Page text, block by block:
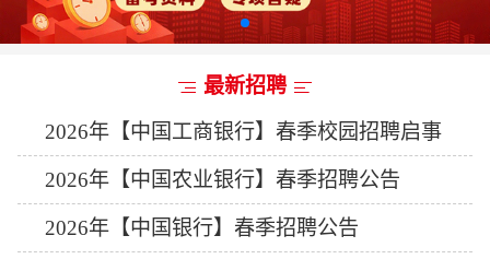
最新招聘
2026年【中国工商银行】春季校园招聘启事
2026年【中国农业银行】春季招聘公告
2026年【中国银行】春季招聘公告